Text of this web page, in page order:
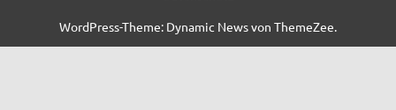
WordPress-Theme: Dynamic News von ThemeZee.